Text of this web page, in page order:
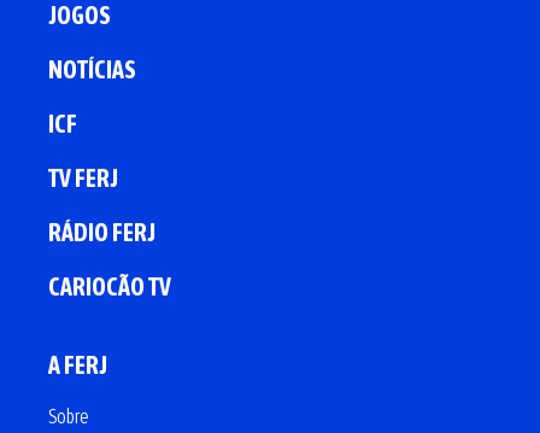
JOGOS
NOTÍCIAS
ICF
TV FERJ
RÁDIO FERJ
CARIOCÃO TV
A FERJ
Sobre